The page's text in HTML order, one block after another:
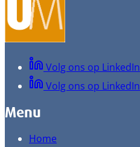
Volg ons op LinkedIn
Volg ons op LinkedIn
Menu
Home